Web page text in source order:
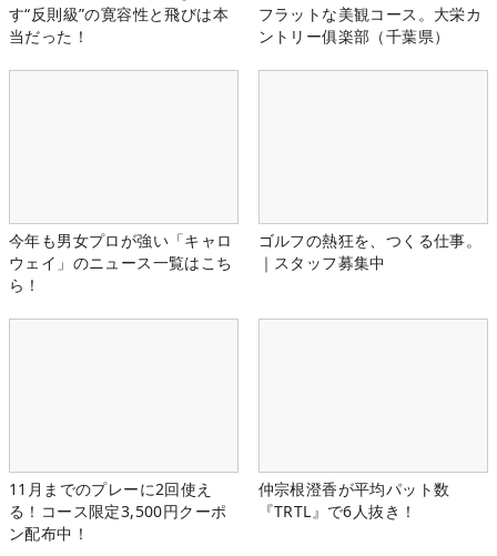
す“反則級”の寛容性と飛びは本
当だった！
フラットな美観コース。大栄カ
ントリー俱楽部（千葉県）
今年も男女プロが強い「キャロ
ウェイ」のニュース一覧はこち
ら！
ゴルフの熱狂を、つくる仕事。
｜スタッフ募集中
11月までのプレーに2回使え
る！コース限定3,500円クーポ
ン配布中！
仲宗根澄香が平均パット数
『TRTL』で6人抜き！